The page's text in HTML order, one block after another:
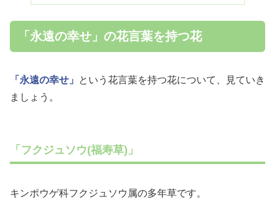
「永遠の幸せ」の花言葉を持つ花
「永遠の幸せ」
という花言葉を持つ花について、見ていき
ましょう。
「フクジュソウ(福寿草)」
キンポウゲ科フクジュソウ属の多年草です。